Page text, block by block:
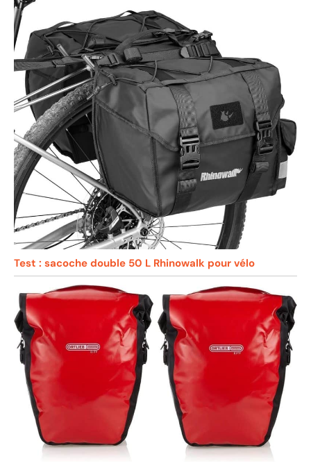
Test : sacoche double 50 L Rhinowalk pour vélo